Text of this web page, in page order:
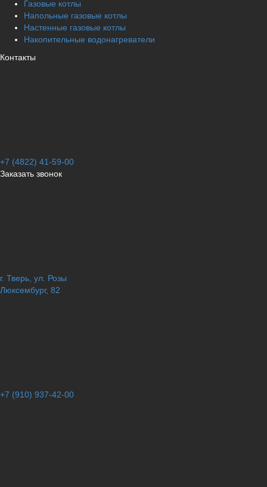
Газовые котлы
Напольные газовые котлы
Настенные газовые котлы
Накопительные водонагреватели
Контакты
+7 (4822) 41-59-00
Заказать звонок
г. Тверь, ул. Розы
Люксембург, 82
+7 (910) 937-42-00